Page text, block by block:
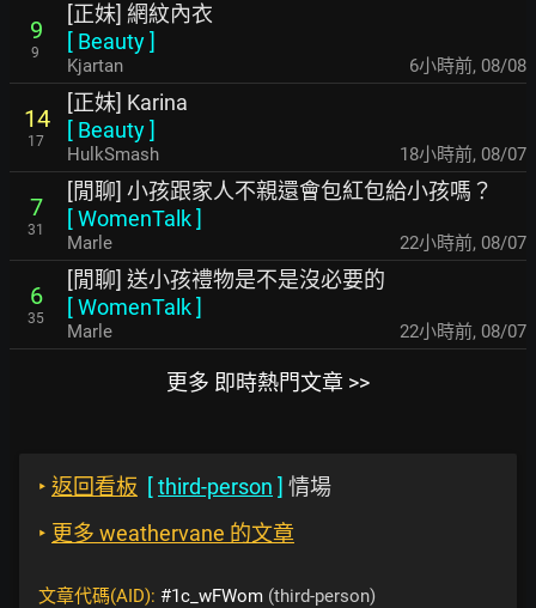
9
9
[正妹] 網紋內衣
[ Beauty]
Kjartan 6小時前, 08/08
14
17
[正妹] Karina
[ Beauty]
HulkSmash 18小時前, 08/07
7
31
[閒聊] 小孩跟家人不親還會包紅包給小孩嗎？
[WomenTalk]
Marle 22小時前, 08/07
6
35
[閒聊] 送小孩禮物是不是沒必要的
[WomenTalk]
Marle 22小時前, 08/07
更多 即時熱門文章 >>
‣ 返回看板 [third-person ] 情場
‣ 更多 weathervane 的文章
文章代碼(AID): #1c_wFWom (third-person)